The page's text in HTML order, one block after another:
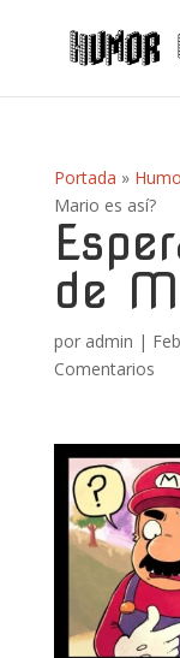
Portada »
Mario es así?
de
por admin |
Comentarios